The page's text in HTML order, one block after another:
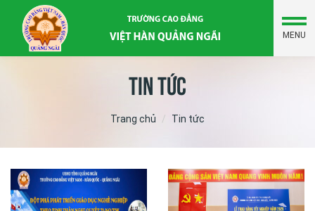
MENU
TIN TỨC
Trang chủ Tin tức